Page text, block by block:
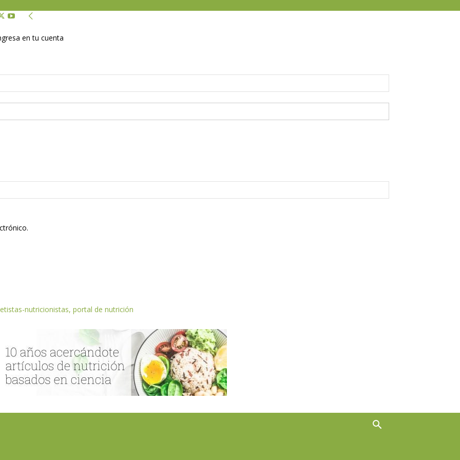
en tu cuenta
nutricionistas, portal de nutrición